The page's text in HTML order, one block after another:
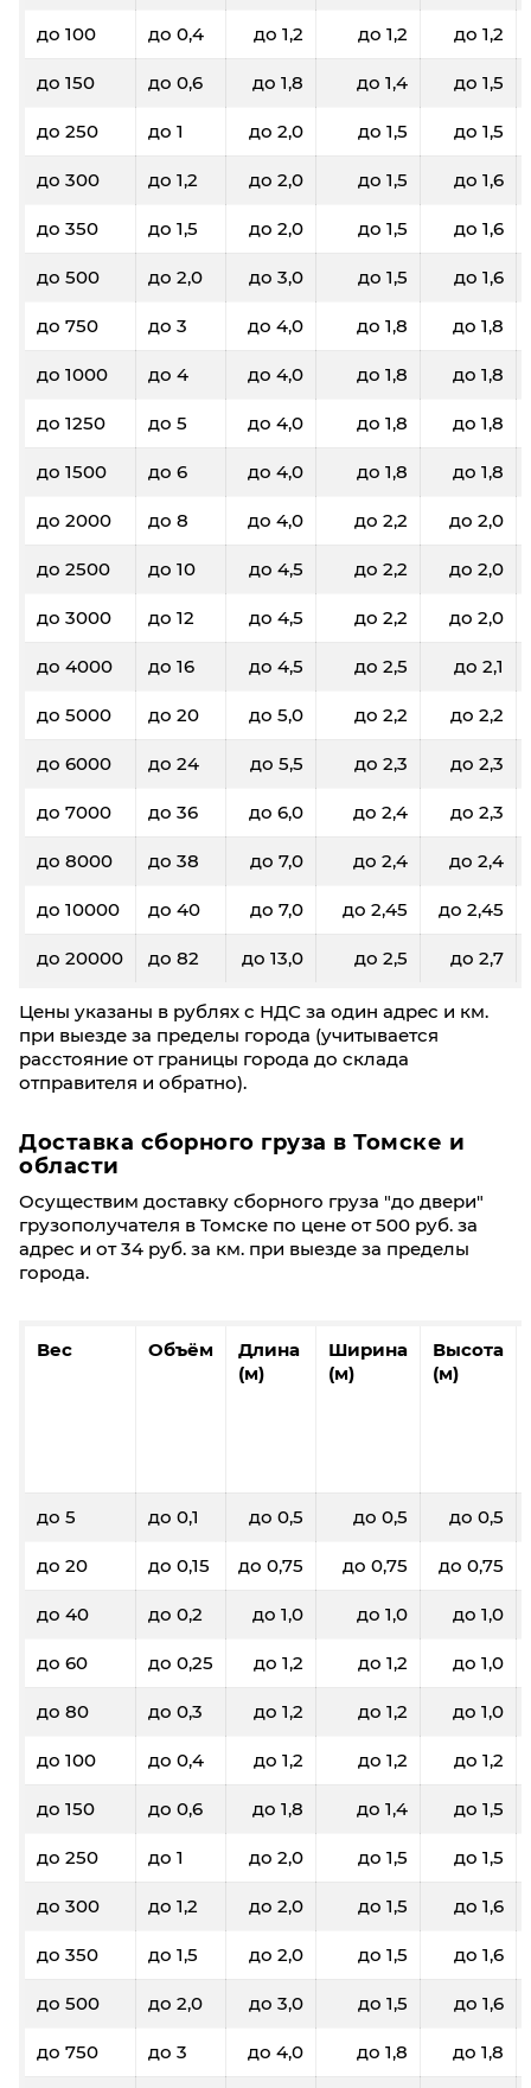
до 100 до 0,4 до 1,2 до 1,2 до 1,2
до 150 до 0,6 до 1,8 до 1,4 до 1,5
до 250 до 1 до 2,0 до 1,5 до 1,5
до 300 до 1,2 до 2,0 до 1,5 до 1,6
до 350 до 1,5 до 2,0 до 1,5 до 1,6
до 500 до 2,0 до 3,0 до 1,5 до 1,6
до 750 до 3 до 4,0 до 1,8 до 1,8
до 1000 до 4 до 4,0 до 1,8 до 1,8
до 1250 до 5 до 4,0 до 1,8 до 1,8
до 1500 до 6 до 4,0 до 1,8 до 1,8
до 2000 до 8 до 4,0 до 2,2 до 2,0
до 2500 до 10 до 4,5 до 2,2 до 2,0
до 3000 до 12 до 4,5 до 2,2 до 2,0
до 4000 до 16 до 4,5 до 2,5 до 2,1
до 5000 до 20 до 5,0 до 2,2 до 2,2
до 6000 до 24 до 5,5 до 2,3 до 2,3
до 7000 до 36 до 6,0 до 2,4 до 2,3
до 8000 до 38 до 7,0 до 2,4 до 2,4
до 10000 до 40 до 7,0 до 2,45 до 2,45
до 20000 до 82 до 13,0 до 2,5 до 2,7
Цены указаны в рублях с НДС за один адрес и км.
при выезде за пределы города (учитывается
расстояние от границы города до склада
отправителя и обратно).
Доставка сборного груза в Томске и
области
Осуществим доставку сборного груза "до двери"
грузополучателя в Томске по цене от 500 руб. за
адрес и от 34 руб. за км. при выезде за пределы
города.
Вес Объём
Длина
(м)
Ширина
(м)
Высота
(м)
до 5 до 0,1 до 0,5 до 0,5 до 0,5
до 20 до 0,15 до 0,75 до 0,75 до 0,75
до 40 до 0,2 до 1,0 до 1,0 до 1,0
до 60 до 0,25 до 1,2 до 1,2 до 1,0
до 80 до 0,3 до 1,2 до 1,2 до 1,0
до 100 до 0,4 до 1,2 до 1,2 до 1,2
до 150 до 0,6 до 1,8 до 1,4 до 1,5
до 250 до 1 до 2,0 до 1,5 до 1,5
до 300 до 1,2 до 2,0 до 1,5 до 1,6
до 350 до 1,5 до 2,0 до 1,5 до 1,6
до 500 до 2,0 до 3,0 до 1,5 до 1,6
до 750 до 3 до 4,0 до 1,8 до 1,8